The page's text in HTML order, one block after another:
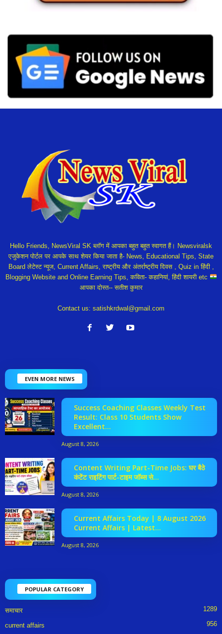
Hello Friends, NewsViral SK ब्लॉग में आपका बहुत बहुत स्वागत हैं। Newsviralsk
एजुकेशन पोर्टल पर आपके साथ शेयर किया जाता है- News, Educational Tips, State
Board लेटेस्ट न्यूज, Current Affairs, राष्ट्रीय और अंतर्राष्ट्रीय दिवस , Quiz in हिंदी ,
Blogging Website and Online Earning Tips, कविता- कहानियां, हिंदी शायरी etc
आपका दोस्त-- सतीश कुमार
Contact us: satishkrdwal@gmail.com
EVEN MORE NEWS
Success Coaching Classes Weekly Test
Result: Class 10 Students Show
Excellent...
August 8, 2026
Content Writing Part-Time Jobs: घर बैठे
कंटेंट राइटिंग पार्ट-टाइम जॉब्स से...
August 8, 2026
Current Affairs Today | 8 August 2026
Current Affairs | Latest...
August 8, 2026
POPULAR CATEGORY
समाचार 1289
current affairs 956